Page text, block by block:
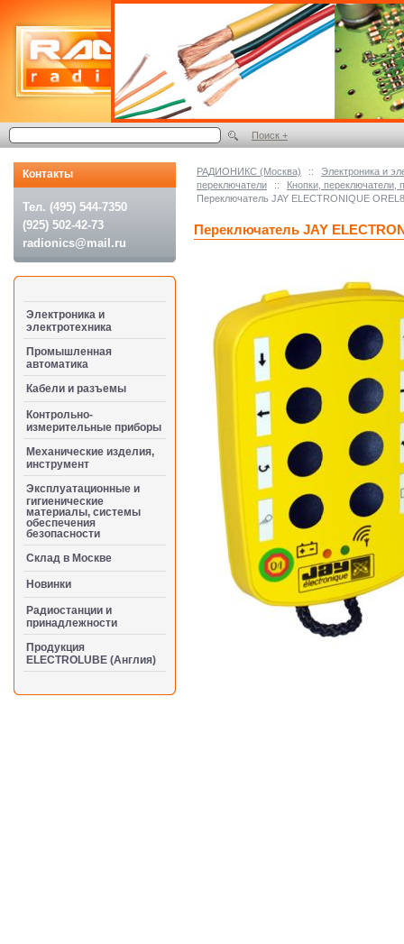
РАДИОНИКС (Москва) ::
Электроника и
переключатели
::
Кнопки, переключатели,
Переключатель JAY ELECTRONIQUE
Переключатель JAY
Контакты
Тел. (495) 544-7350
(925) 502-42-73
radionics@mail.ru
Электроника и
электротехника
Промышленная
автоматика
Кабели и разъемы
Контрольно-
измерительные приборы
Механические изделия,
инструмент
Эксплуатационные и
гигиенические
материалы, системы
обеспечения
безопасности
Cклад в Москве
Новинки
Радиостанции и
принадлежности
Продукция
ELECTROLUBE (Англия)
Поиск +